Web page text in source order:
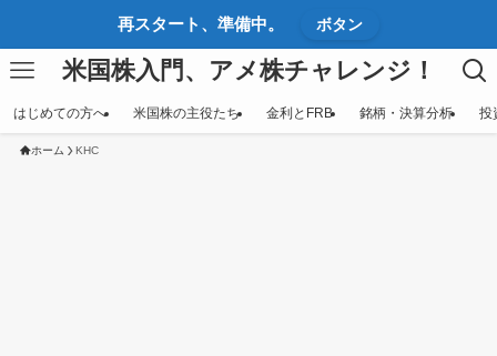
再スタート、準備中。 ボタン
米国株入門、アメ株チャレンジ！
はじめての方へ 米国株の主役たち 金利とFRB 銘柄・決算分析 投
ホーム KHC